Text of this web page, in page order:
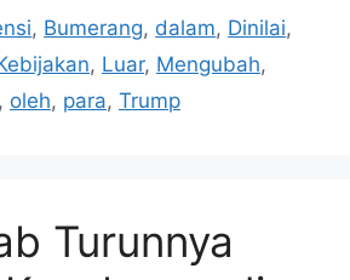
, Bumerang, dalam, Dinilai,
, Luar, Mengubah,
, oleh, para, Trump
Turunnya